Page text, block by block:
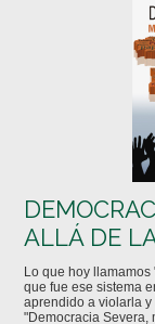
ALLÁ DE
Lo que hoy
que fue ese sistema
aprendido a violarla
"Democracia Severa,